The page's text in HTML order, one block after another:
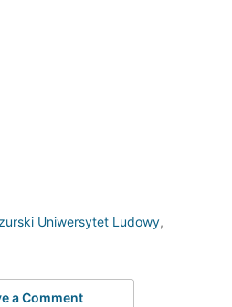
Uniwersytet Ludowy,
a Comment